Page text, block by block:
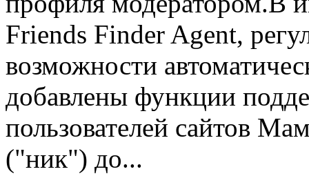
Friends Finder Agent,
возможности
добавлены функции
пользователей сайтов
("ник") до...